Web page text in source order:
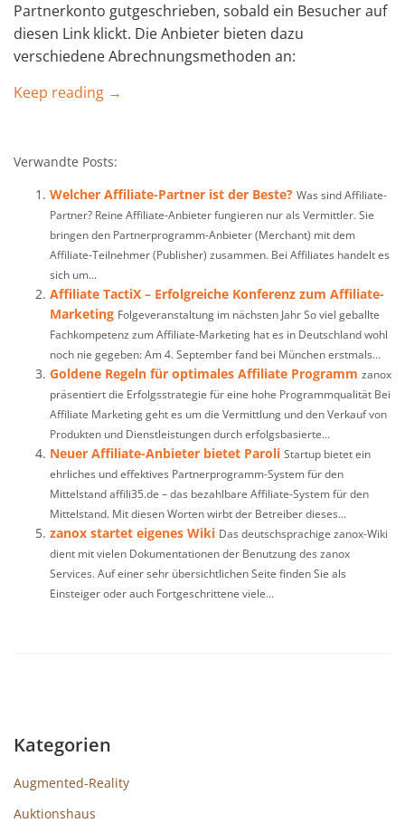
Partnerkonto gutgeschrieben, sobald ein Besucher auf
diesen Link klickt. Die Anbieter bieten dazu
verschiedene Abrechnungsmethoden an:
Keep reading →
Verwandte Posts:
Welcher Affiliate-Partner ist der Beste? Was sind Affiliate-
Partner? Reine Affiliate-Anbieter fungieren nur als Vermittler. Sie
bringen den Partnerprogramm-Anbieter (Merchant) mit dem
Affiliate-Teilnehmer (Publisher) zusammen. Bei Affiliates handelt es
sich um...
Affiliate TactiX – Erfolgreiche Konferenz zum Affiliate-
Marketing Folgeveranstaltung im nächsten Jahr So viel geballte
Fachkompetenz zum Affiliate-Marketing hat es in Deutschland wohl
noch nie gegeben: Am 4. September fand bei München erstmals...
Goldene Regeln für optimales Affiliate Programm zanox
präsentiert die Erfolgsstrategie für eine hohe Programmqualität Bei
Affiliate Marketing geht es um die Vermittlung und den Verkauf von
Produkten und Dienstleistungen durch erfolgsbasierte...
Neuer Affiliate-Anbieter bietet Paroli Startup bietet ein
ehrliches und effektives Partnerprogramm-System für den
Mittelstand affili35.de – das bezahlbare Affiliate-System für den
Mittelstand. Mit diesen Worten wirbt der Betreiber dieses...
zanox startet eigenes Wiki Das deutschsprachige zanox-Wiki
dient mit vielen Dokumentationen der Benutzung des zanox
Services. Auf einer sehr übersichtlichen Seite finden Sie als
Einsteiger oder auch Fortgeschrittene viele...
Kategorien
Augmented-Reality
Auktionshaus